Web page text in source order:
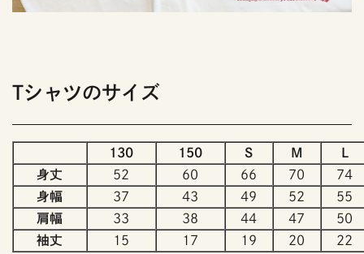
Tシャツのサイズ
130 150 S M
身丈
52 60 66 70
74
身幅
37 43 49 52
55
肩幅
33 38 44 47
50
袖丈
15 17 19 20 22